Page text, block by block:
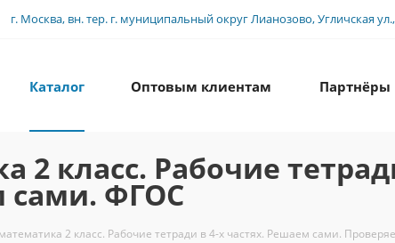
г. Москва, вн. тер. г. муниципальный округ Лианозово, Угличская ул.,
Каталог Оптовым клиентам Партнёры
класс. Рабочие
сами. ФГОС
2 класс. Рабочие тетради в 4-х частях. Решаем сами.